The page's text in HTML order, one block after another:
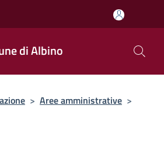
di Albino
> Aree amministrative >